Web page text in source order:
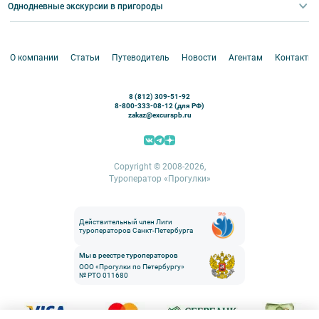
Круизы
Корпоративные мероприятия
Аренда водного транспорта
Однодневные экскурсии в пригороды
Кронштадт
Ораниенбаум
Пушкин (Царское село)
О компании Статьи Путеводитель Новости Агентам Контакты
8 (812) 309-51-92
8-800-333-08-12 (для РФ)
zakaz@excurspb.ru
Copyright © 2008-2026,
Туроператор «Прогулки»
Действительный член Лиги
туроператоров Санкт-Петербурга
Мы в реестре туроператоров
ООО «Прогулки по Петербургу»
№ РТО 011680